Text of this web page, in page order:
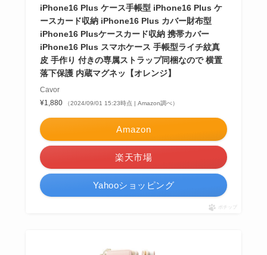
iPhone16 Plus ケース手帳型 iPhone16 Plus ケ
ースカード収納 iPhone16 Plus カバー財布型
iPhone16 Plusケースカード収納 携帯カバー
iPhone16 Plus スマホケース 手帳型ライチ紋真
皮 手作り 付きの専属ストラップ同梱なので 横置
落下保護 内蔵マグネッ【オレンジ】
Cavor
¥1,880
（2024/09/01 15:23時点 | Amazon調べ）
Amazon
楽天市場
Yahooショッピング
ポチップ